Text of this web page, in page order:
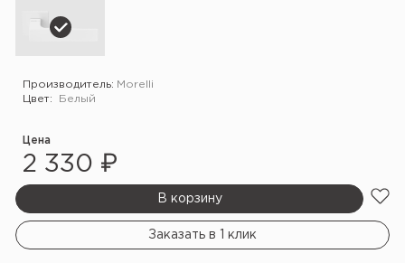
Производитель: Morelli
Цвет:
Белый
Цена
2 330 ₽
В корзину
Заказать в 1 клик